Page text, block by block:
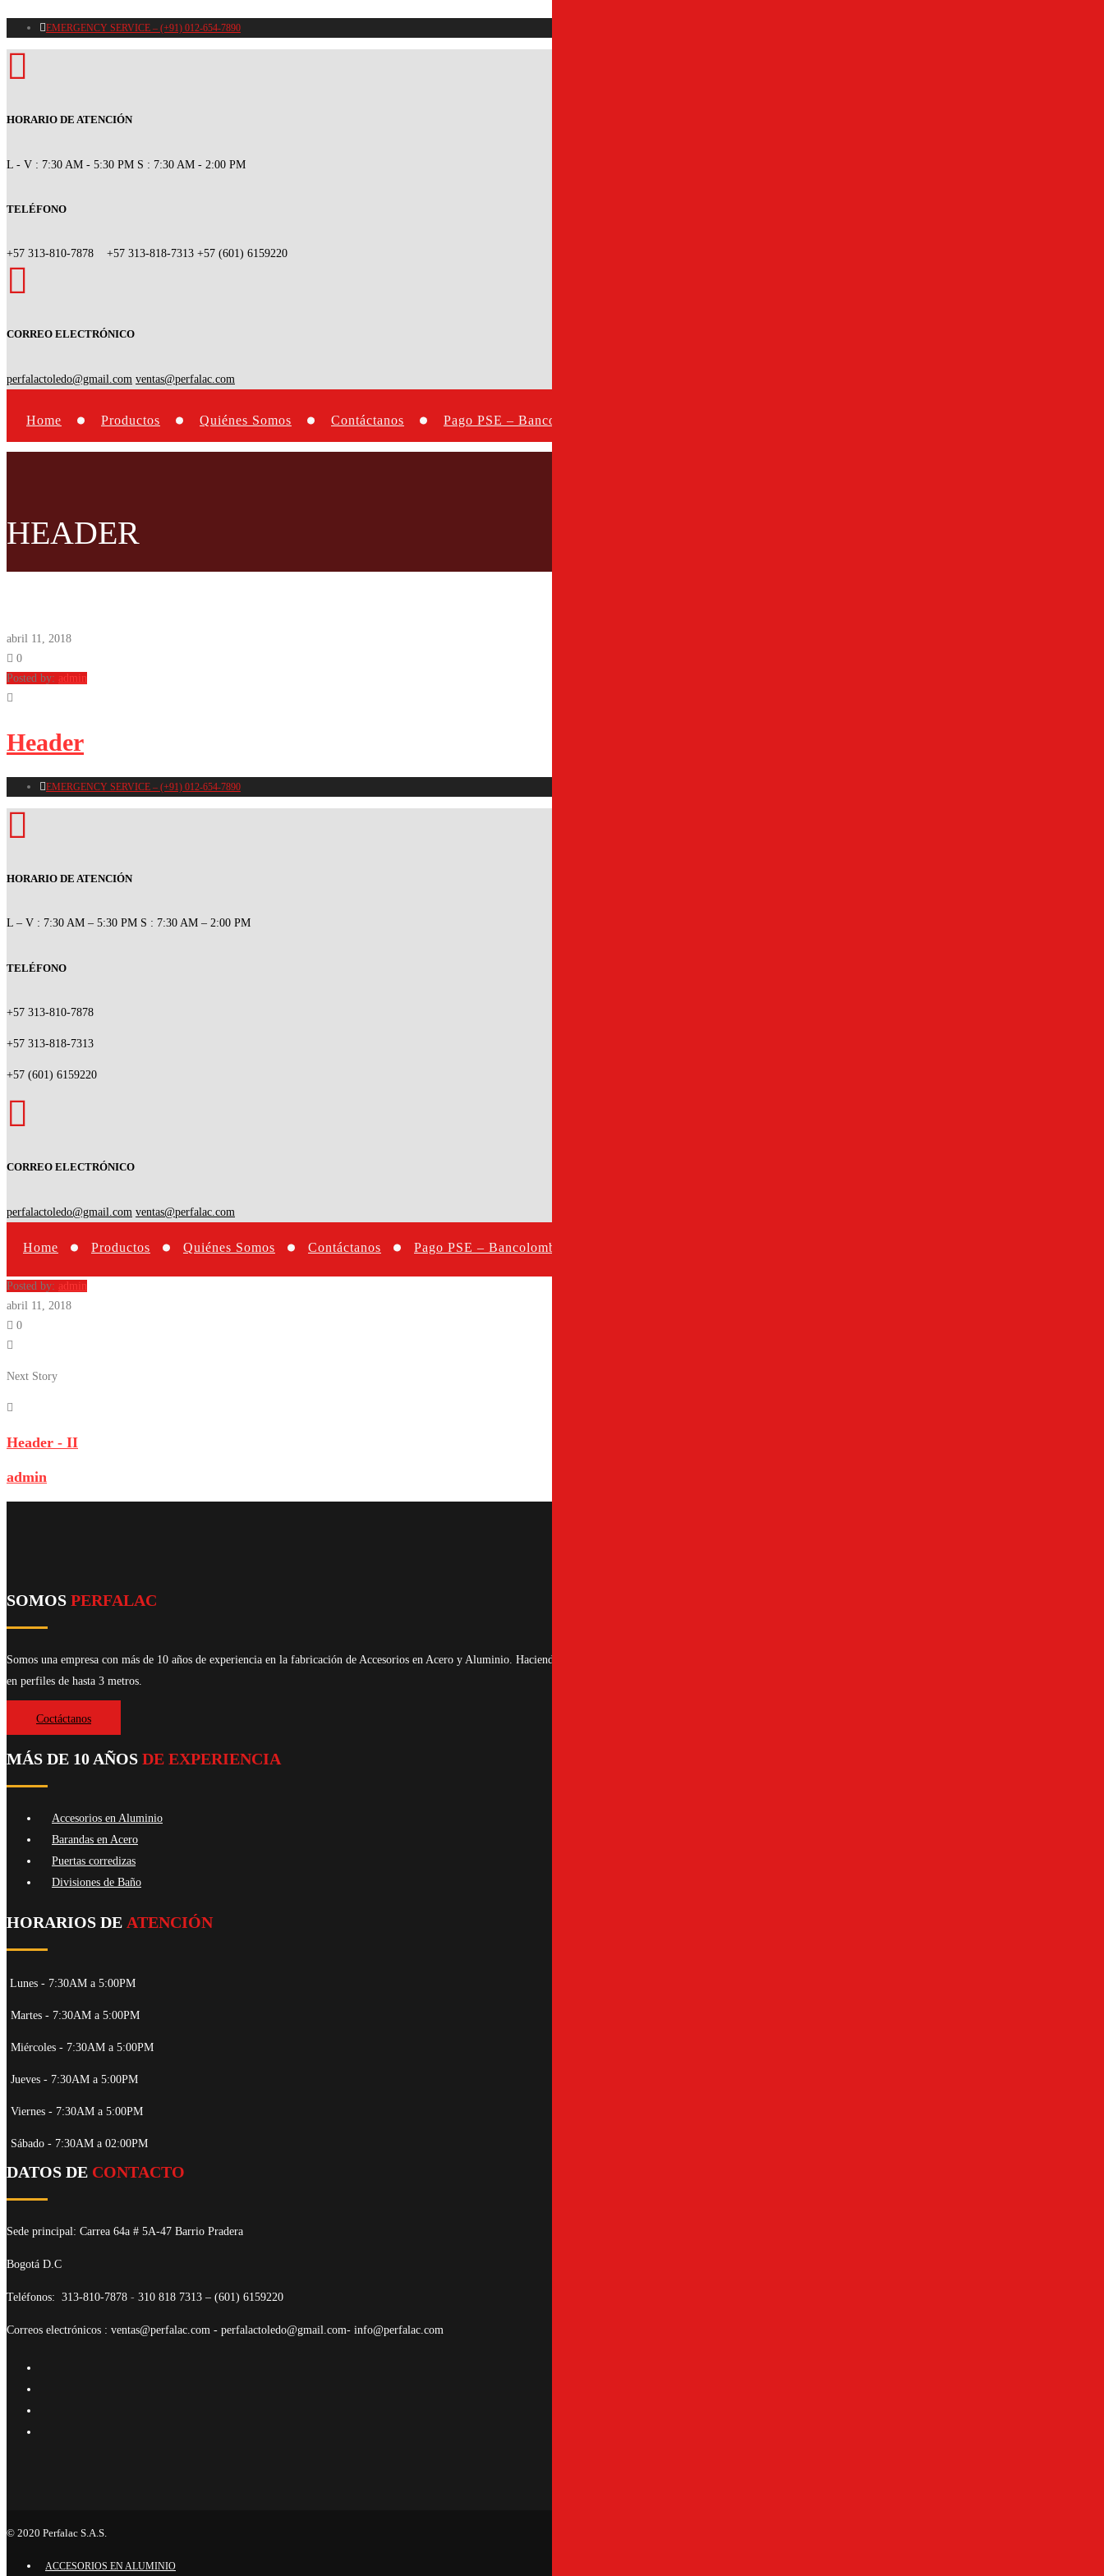
EMERGENCY SERVICE – (+91) 012-654-7890
HORARIO DE ATENCIÓN
L - V : 7:30 AM - 5:30 PM S : 7:30 AM - 2:00 PM
TELÉFONO
+57 313-810-7878 +57 313-818-7313 +57 (601) 6159220
CORREO ELECTRÓNICO
perfalactoledo@gmail.com ventas@perfalac.com
Home Productos Quiénes Somos Contáctanos Pago PSE – Bancolombia
HEADER
abril 11, 2018
0
Posted by: admin
Header
EMERGENCY SERVICE – (+91) 012-654-7890
HORARIO DE ATENCIÓN
L – V : 7:30 AM – 5:30 PM S : 7:30 AM – 2:00 PM
TELÉFONO
+57 313-810-7878
+57 313-818-7313
+57 (601) 6159220
CORREO ELECTRÓNICO
perfalactoledo@gmail.com ventas@perfalac.com
Home Productos Quiénes Somos Contáctanos Pago PSE – Bancolombia
Posted by: admin
abril 11, 2018
0
Next Story
Header - II
admin
SOMOS PERFALAC
Somos una empresa con más de 10 años de experiencia en la fabricación de Accesorios en Acero y Aluminio. Haciendo herrajes para las fachadas flotantes, baños, puertas de seguridad. También ofrecemos el servicio de anodizado
en perfiles de hasta 3 metros.
Coctáctanos
MÁS DE 10 AÑOS DE EXPERIENCIA
Accesorios en Aluminio
Barandas en Acero
Puertas corredizas
Divisiones de Baño
HORARIOS DE ATENCIÓN
Lunes - 7:30AM a 5:00PM
Martes - 7:30AM a 5:00PM
Miércoles - 7:30AM a 5:00PM
Jueves - 7:30AM a 5:00PM
Viernes - 7:30AM a 5:00PM
Sábado - 7:30AM a 02:00PM
DATOS DE CONTACTO
Sede principal: Carrea 64a # 5A-47 Barrio Pradera
Bogotá D.C
Teléfonos: 313-810-7878 - 310 818 7313 – (601) 6159220
Correos electrónicos : ventas@perfalac.com - perfalactoledo@gmail.com- info@perfalac.com
© 2020 Perfalac S.A.S.
ACCESORIOS EN ALUMINIO